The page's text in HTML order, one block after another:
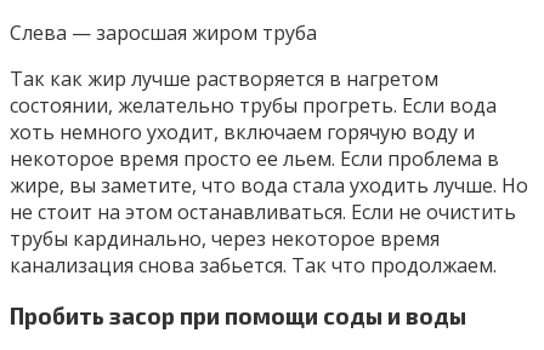
Слева — заросшая жиром труба
Так как жир лучше растворяется в нагретом
состоянии, желательно трубы прогреть. Если вода
хоть немного уходит, включаем горячую воду и
некоторое время просто ее льем. Если проблема в
жире, вы заметите, что вода стала уходить лучше. Но
не стоит на этом останавливаться. Если не очистить
трубы кардинально, через некоторое время
канализация снова забьется. Так что продолжаем.
Пробить засор при помощи соды и воды